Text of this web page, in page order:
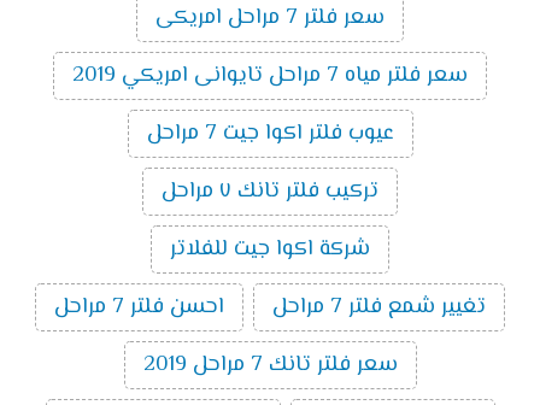
سعر فلتر 7 مراحل امريكى
سعر فلتر مياه 7 مراحل تايوانى امريكي 2019
عيوب فلتر اكوا جيت 7 مراحل
تركيب فلتر تانك ٧ مراحل
شركة اكوا جيت للفلاتر
تغيير شمع فلتر 7 مراحل
احسن فلتر 7 مراحل
سعر فلتر تانك 7 مراحل 2019